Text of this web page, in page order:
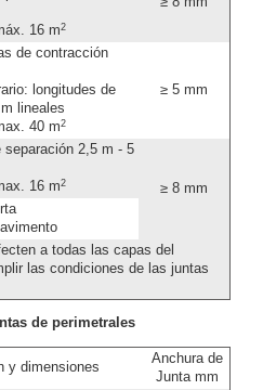
16 m2
de contracción
longitudes de
lineales
40 m2
≥ 5 mm
separación 2,5 m - 5
16 m2
≥ 8 mm
a todas las capas del
las condiciones de las juntas
de perimetrales
y dimensiones
Anchura de
Junta mm